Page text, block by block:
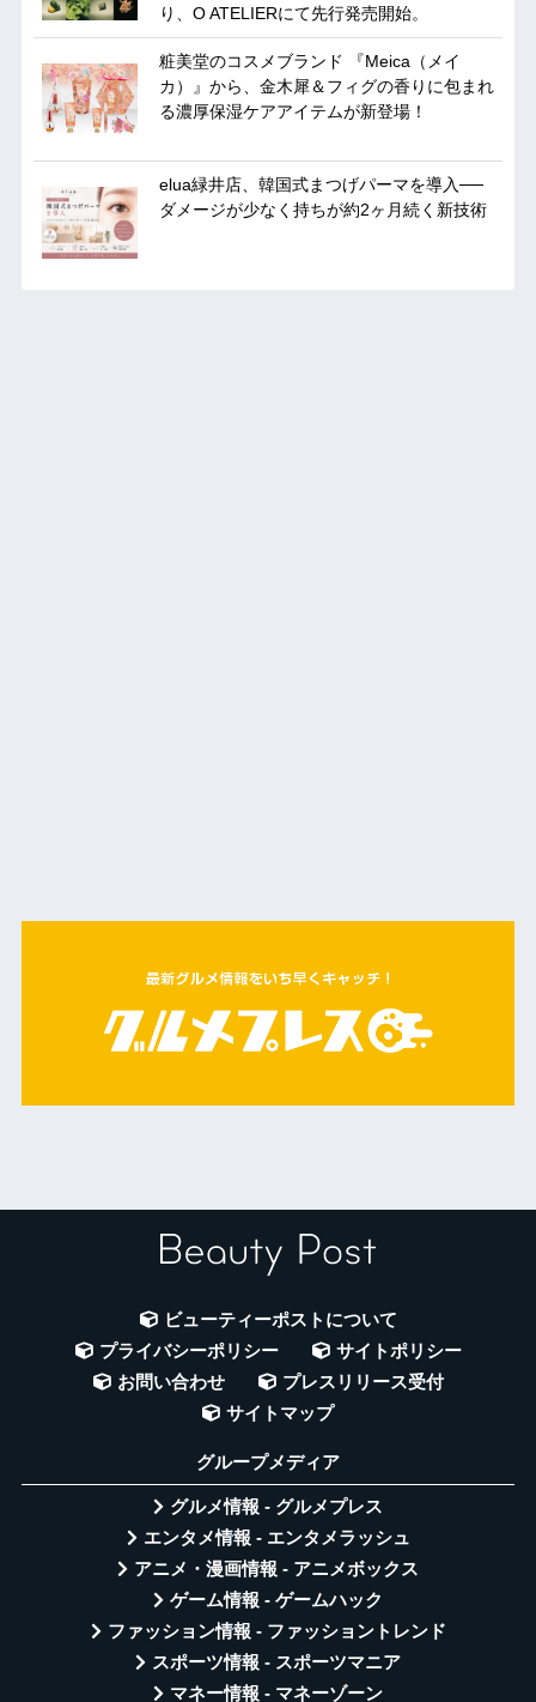
り、O ATELIERにて先行発売開始。
粧美堂のコスメブランド 『Meica（メイ
カ）』から、金木犀＆フィグの香りに包まれ
る濃厚保湿ケアアイテムが新登場！
elua緑井店、韓国式まつげパーマを導入──
ダメージが少なく持ちが約2ヶ月続く新技術
ビューティーポストについて
プライバシーポリシー
サイトポリシー
お問い合わせ
プレスリリース受付
サイトマップ
グループメディア
グルメ情報 - グルメプレス
エンタメ情報 - エンタメラッシュ
アニメ・漫画情報 - アニメボックス
ゲーム情報 - ゲームハック
ファッション情報 - ファッショントレンド
スポーツ情報 - スポーツマニア
マネー情報 - マネーゾーン